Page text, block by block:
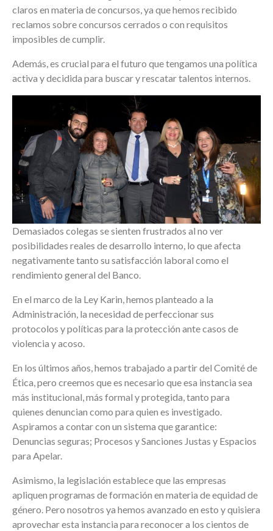
claros en materia de concursos, ya que hemos recibido
reclamos sobre concursos cerrados o con requisitos
imposibles de cumplir.
Además, es crucial para el futuro que tengamos una política
activa y decidida para buscar y rescatar talentos internos.
Demasiados colegas se sienten frustrados al no ver
posibilidades reales de desarrollo interno, lo que afecta
negativamente tanto su satisfacción laboral como el
rendimiento general del Banco.
En el marco de la Ley Karin, hemos planteado a la
Administración, la necesidad de perfeccionar sus
protocolos y políticas para la protección ante casos de
violencia y acoso.
En los últimos años, hemos trabajado a partir del Comité de
Ética, pero creemos que es necesario que esa instancia sea
más institucional, más formal y protegida, tanto para
quienes denuncian como para quien es investigado.
Aspiramos a contar con un sistema que garantice:
Denuncias seguras; Procesos y Sanciones Justas y Espacios
para Apelar.
Asimismo, la legislación establece que las empresas
apliquen programas de formación en materia de equidad de
género. Pero nosotros ya hemos avanzado en esto y quisiera
aprovechar esta instancia para reconocer a los cientos de